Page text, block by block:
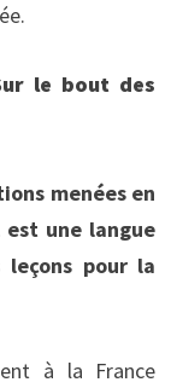
le bout des
menées en
une langue
pour la
à la France